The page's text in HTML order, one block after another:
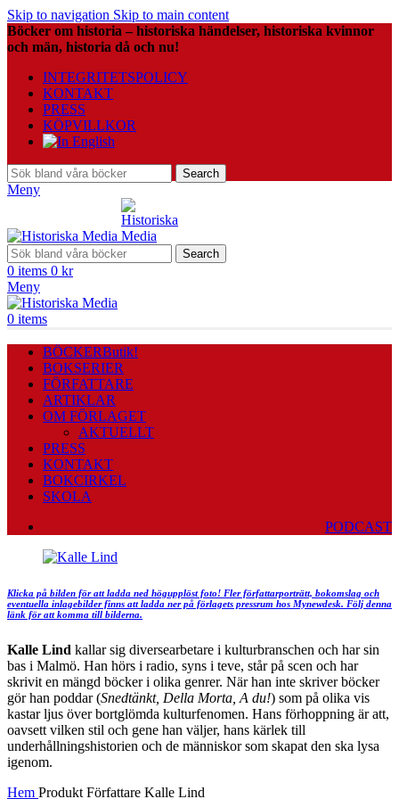
Skip to navigation Skip to main content
Böcker om historia – historiska händelser, historiska kvinnor
och män, historia då och nu!
INTEGRITETSPOLICY
KONTAKT
PRESS
KÖPVILLKOR
Search
Meny
Search
0 items 0 kr
Meny
0 items
BÖCKERButik!
BOKSERIER
FÖRFATTARE
ARTIKLAR
OM FÖRLAGET
AKTUELLT
PRESS
KONTAKT
BOKCIRKEL
SKOLA
PODCAST
Klicka på bilden för att ladda ned högupplöst foto! Fler författarporträtt, bokomslag och
eventuella inlagebilder finns att ladda ner på förlagets pressrum hos Mynewdesk. Följ denna
länk för att komma till bilderna.
Kalle Lind kallar sig diversearbetare i kulturbranschen och har sin
bas i Malmö. Han hörs i radio, syns i teve, står på scen och har
skrivit en mängd böcker i olika genrer. När han inte skriver böcker
gör han poddar (Snedtänkt, Della Morta, A du!) som på olika vis
kastar ljus över bortglömda kulturfenomen. Hans förhoppning är att,
oavsett vilken stil och gene han väljer, hans kärlek till
underhållningshistorien och de människor som skapat den ska lysa
igenom.
Hem Produkt Författare Kalle Lind